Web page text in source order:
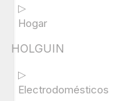
▷
Hogar
HOLGUIN
▷
Electrodomésticos